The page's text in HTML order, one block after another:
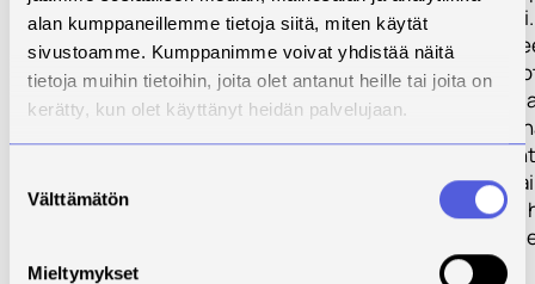
alan kumppaneillemme tietoja siitä, miten käytät
sivustoamme. Kumppanimme voivat yhdistää näitä
tietoja muihin tietoihin, joita olet antanut heille tai joita on
kerätty, kun olet käyttänyt heidän palvelujaan.
valinta
Välttämätön
Mieltymykset
helpottamiseksi.
tietopohjaa
käytettävissä,
palvelee kaikkia
sidosryhmiä, ja
kerätty
tulevia, saman
parissa toimivia
edistämään
menestymistä.